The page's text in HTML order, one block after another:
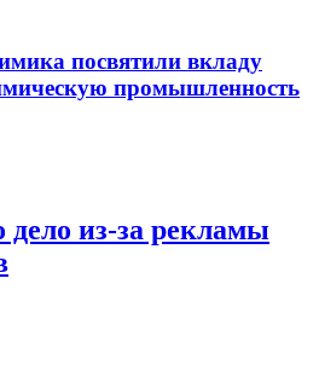
посвятили вкладу
промышленность
из-за рекламы